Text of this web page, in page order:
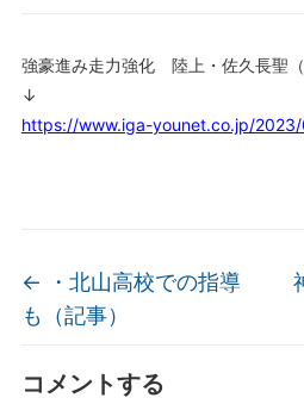
強豪進み走力強化 陸上・佐久長聖（
↓
https://www.iga-younet.co.jp/
← ・北山高校での指導
も（記事）
コメントする